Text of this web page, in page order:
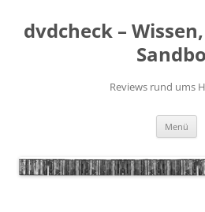
springen
dvdcheck –
Reviews rund ums
Menü